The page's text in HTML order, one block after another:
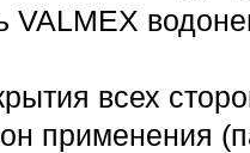
VALMEX
всех
применения